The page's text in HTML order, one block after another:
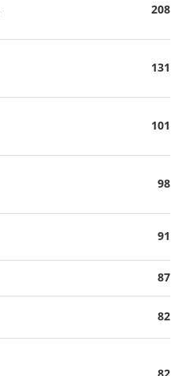
208
131
101
98
91
87
82